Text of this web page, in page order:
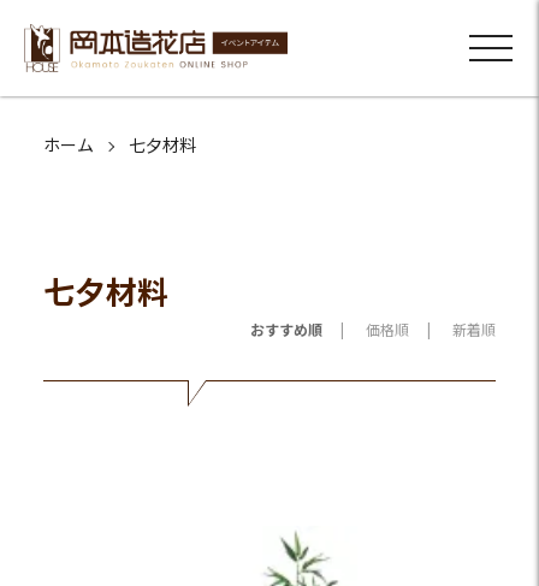
ホーム 七夕材料
七夕材料
おすすめ順 価格順 新着順